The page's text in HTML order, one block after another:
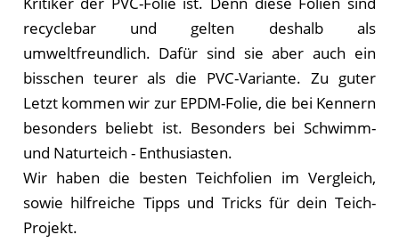
recyclebar und gelten deshalb als
umweltfreundlich. Dafür sind sie aber auch ein
bisschen teurer als die PVC-Variante. Zu guter
Letzt kommen wir zur EPDM-Folie, die bei Kennern
besonders beliebt ist. Besonders bei Schwimm-
und Naturteich - Enthusiasten.
Wir haben die besten Teichfolien im Vergleich,
sowie hilfreiche Tipps und Tricks für dein Teich-
Projekt.